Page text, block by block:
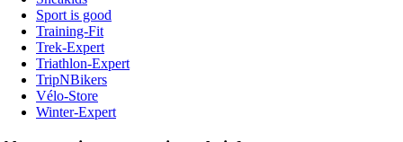
Sport is good
Training-Fit
Trek-Expert
Triathlon-Expert
TripNBikers
Vélo-Store
Winter-Expert